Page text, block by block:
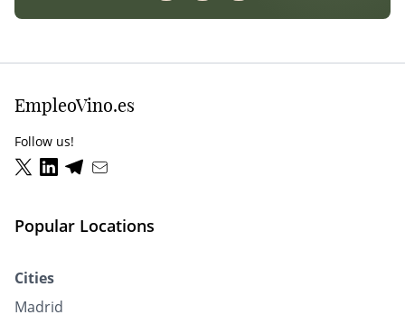
EmpleoVino.es
Follow us!
Popular Locations
Cities
Madrid